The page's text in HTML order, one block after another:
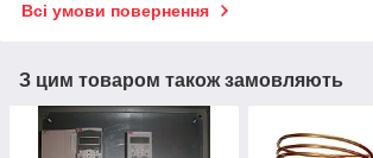
Всі умови повернення
З цим товаром також замовляють